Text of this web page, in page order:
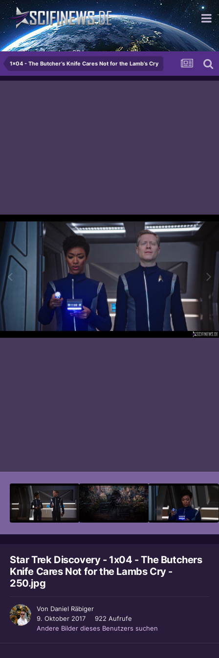
so Niveaulos, dass 2D bequem ausreicht.
1x04 - The Butcher’s Knife Cares Not for the Lamb’s Cry
Star Trek Discovery - 1x04 - The Butchers
Knife Cares Not for the Lambs Cry -
250.jpg
Von Daniel Räbiger
9. Oktober 2017
922 Aufrufe
Andere Bilder dieses Benutzers suchen